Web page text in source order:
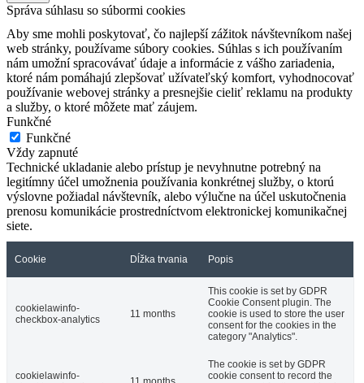
Správa súhlasu so súbormi cookies
Aby sme mohli poskytovať, čo najlepší zážitok návštevníkom našej
web stránky, používame súbory cookies. Súhlas s ich používaním
nám umožní spracovávať údaje a informácie z vášho zariadenia,
ktoré nám pomáhajú zlepšovať užívateľský komfort, vyhodnocovať
používanie webovej stránky a presnejšie cieliť reklamu na produkty
a služby, o ktoré môžete mať záujem.
Funkčné
Funkčné
Vždy zapnuté
Technické ukladanie alebo prístup je nevyhnutne potrebný na
legitímny účel umožnenia používania konkrétnej služby, o ktorú
výslovne požiadal návštevník, alebo výlučne na účel uskutočnenia
prenosu komunikácie prostredníctvom elektronickej komunikačnej
siete.
Cookie Dĺžka trvania Popis
cookielawinfo-
checkbox-analytics
11 months
This cookie is set by GDPR
Cookie Consent plugin. The
cookie is used to store the user
consent for the cookies in the
category "Analytics".
cookielawinfo-
The cookie is set by GDPR
cookie consent to record the